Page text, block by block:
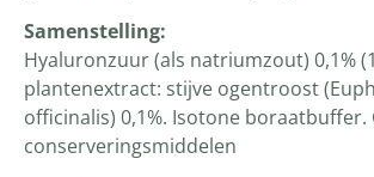
Samenstelling:
Hyaluronzuur (als natriumzout) 0,1%
plantenextract: stijve ogentroost
officinalis) 0,1%. Isotone boraatbuffer.
conserveringsmiddelen